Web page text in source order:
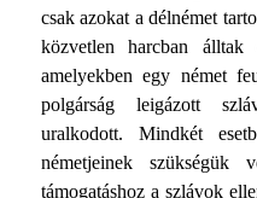
csak azokat a délnémet
közvetlen harcban álltak
amelyekben egy német
polgárság leigázott
uralkodott. Mindkét
németjeinek szükségük
támogatáshoz a szlávok